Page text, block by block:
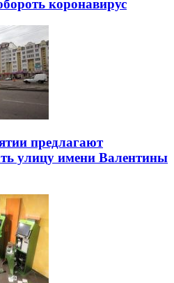
коронавирус
предлагают
улицу имени Валентины